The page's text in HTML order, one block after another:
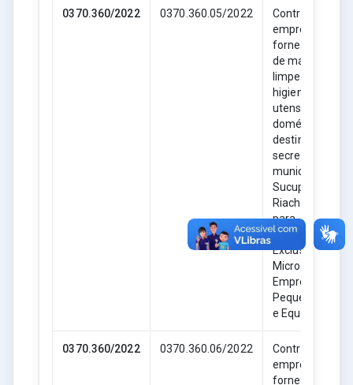
0370.360/2022 0370.360.05/2022
Contratação de
empresa para
fornecimento
de material de
limpeza,
higiene e
utensílios
domésticos,
destinado as
secretarias
municipais de
Sucupira do
Riachão- MA,
para
Participação
Exclusiva de
Empresas de
Pequeno Porte
e Equiparadas.
0370.360/2022 0370.360.06/2022
Contratação de
empresa para
fornecimento